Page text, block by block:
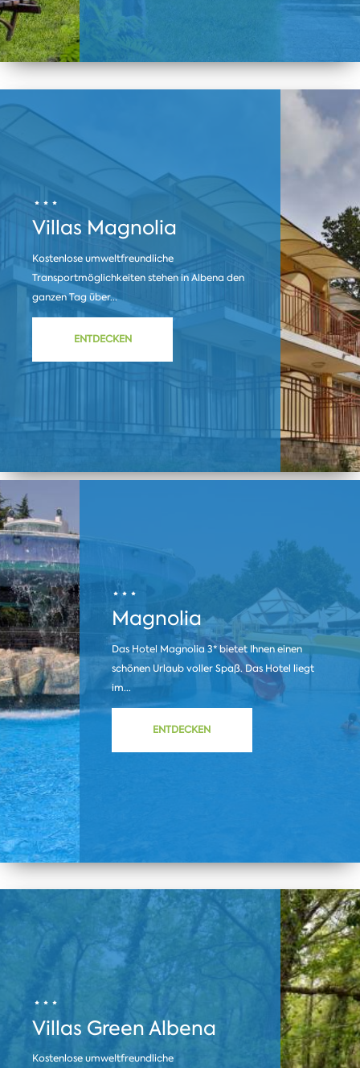
Villas Magnolia
Kostenlose umweltfreundliche
Transportmöglichkeiten stehen in Albena den
ganzen Tag über...
ENTDECKEN
Magnolia
Das Hotel Magnolia 3* bietet Ihnen einen
schönen Urlaub voller Spaß. Das Hotel liegt
im...
ENTDECKEN
Villas Green Albena
Kostenlose umweltfreundliche